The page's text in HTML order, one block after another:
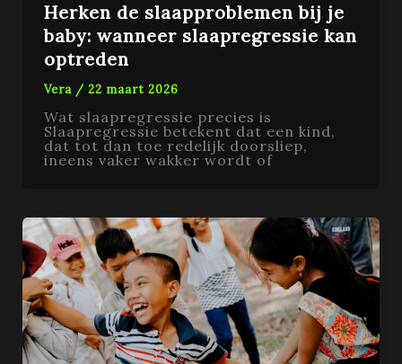
Herken de slaapproblemen bij je
baby: wanneer slaapregressie kan
optreden
Vera / 22 maart 2026
Wat slaapregressie precies is
Slaapregressie betekent dat een kind,
dat tot dan toe redelijk doorsliep,
ineens vaker wakker wordt of